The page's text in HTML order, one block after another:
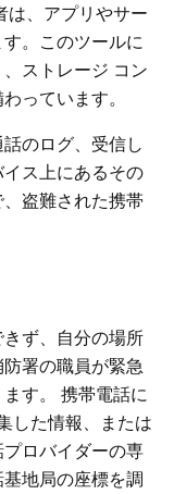
は、アプリやサー
。このツールに
ストレージ コン
っています。
のログ、受信し
ス上にあるその
盗難された携帯
ず、自分の場所
署の職員が緊急
す。 携帯電話に
した情報、または
ロバイダーの専
地局の座標を調